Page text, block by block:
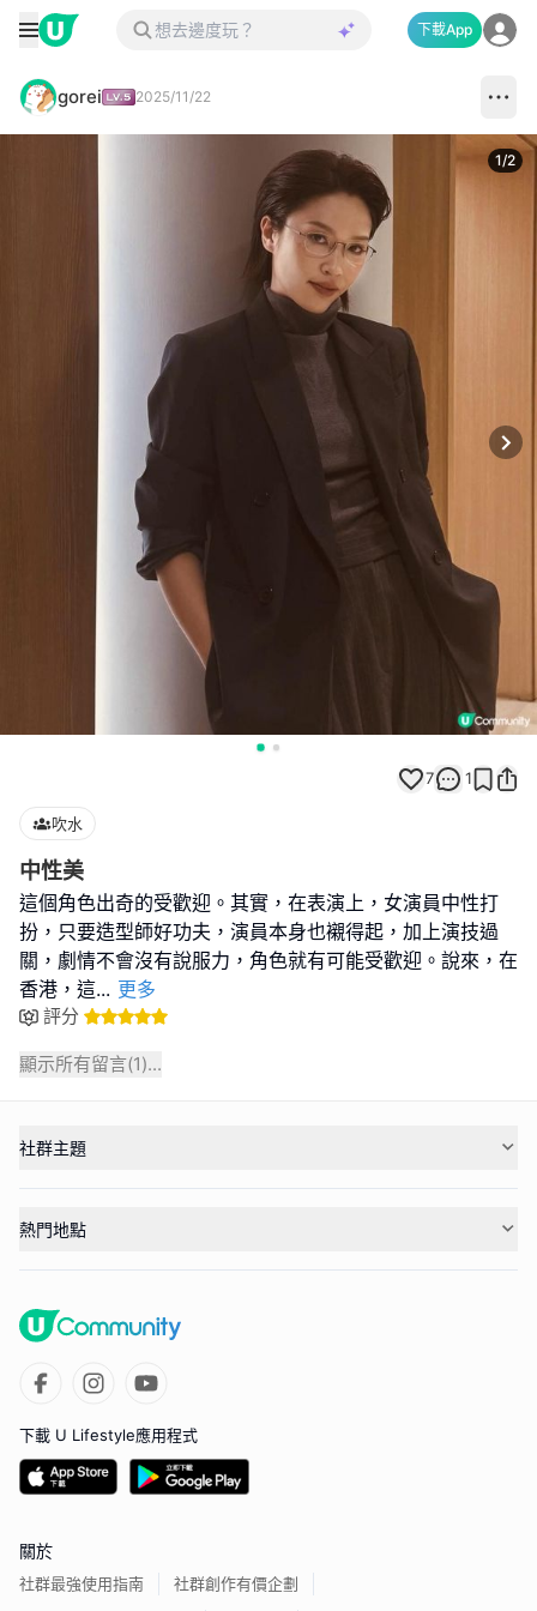
下載App
gorei 2025/11/22
1/2
7 1
吹水
中性美
這個角色出奇的受歡迎。其實，在表演上，女演員中性打
扮，只要造型師好功夫，演員本身也襯得起，加上演技過
關，劇情不會沒有說服力，角色就有可能受歡迎。說來，在
香港，這... 更多
評分
顯示所有留言(1)...
社群主題
熱門地點
下載 U Lifestyle應用程式
關於
社群最強使用指南
社群創作有價企劃